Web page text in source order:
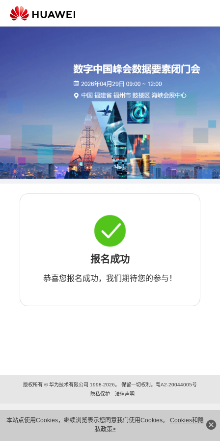
本站点使用Cookies，继续浏览表示您同意我们使用Cookies。 Cookies和隐
私政策>
报名成功
恭喜您报名成功，我们期待您的参与！
版权所有 © 华为技术有限公司 1998-2026。 保留一切权利。粤A2-20044005号
隐私保护
法律声明